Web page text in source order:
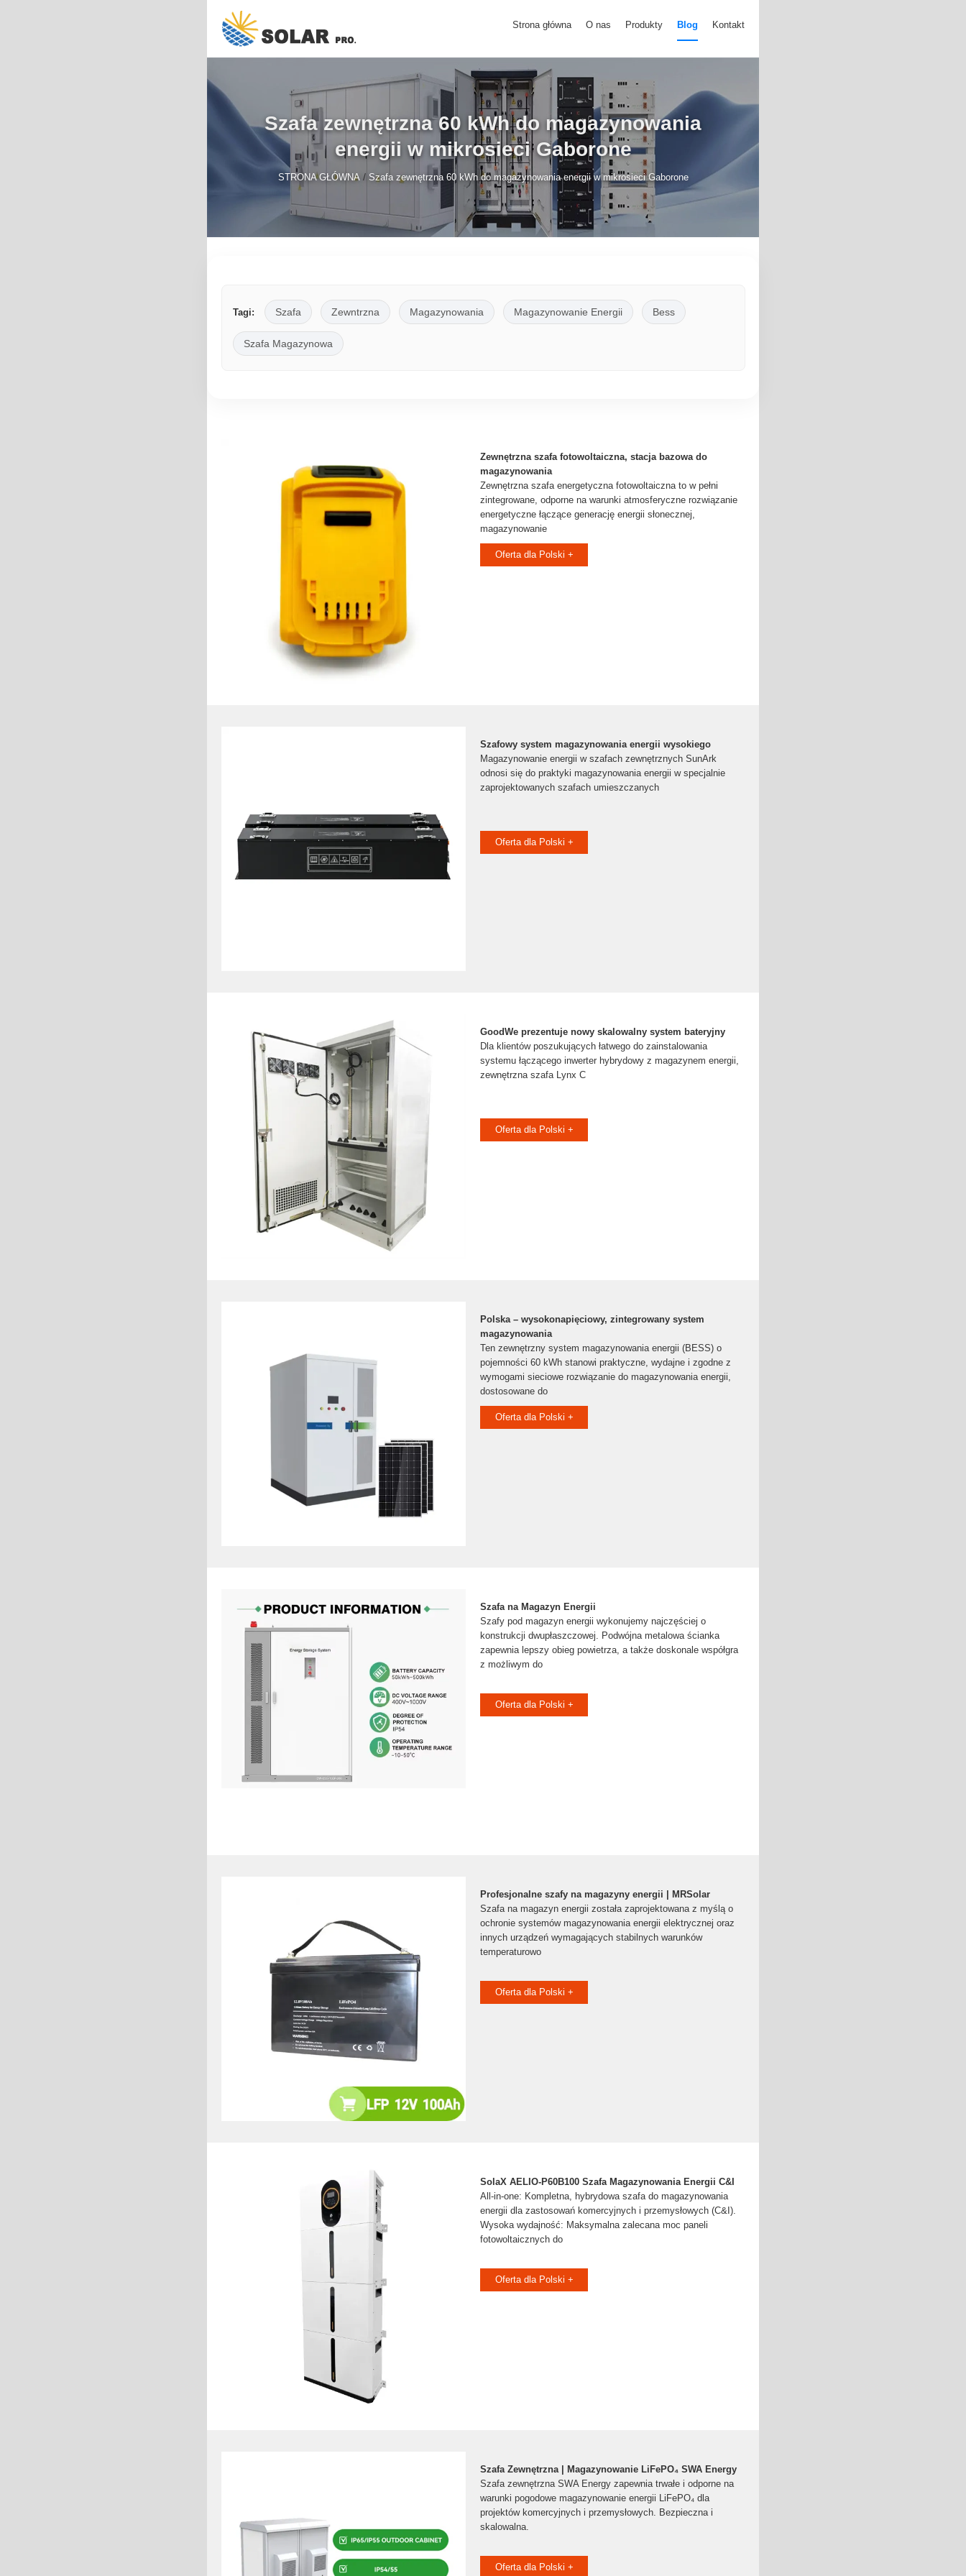
Strona główna O nas Produkty Blog Kontakt
Szafa zewnętrzna 60 kWh do magazynowania
energii w mikrosieci Gaborone
STRONA GŁÓWNA / Szafa zewnętrzna 60 kWh do magazynowania energii w mikrosieci Gaborone
Tagi: Szafa Zewntrzna Magazynowania Magazynowanie Energii Bess
Szafa Magazynowa
Zewnętrzna szafa fotowoltaiczna, stacja bazowa do
magazynowania
Zewnętrzna szafa energetyczna fotowoltaiczna to w pełni
zintegrowane, odporne na warunki atmosferyczne rozwiązanie
energetyczne łączące generację energii słonecznej,
magazynowanie
Oferta dla Polski +
Szafowy system magazynowania energii wysokiego
Magazynowanie energii w szafach zewnętrznych SunArk
odnosi się do praktyki magazynowania energii w specjalnie
zaprojektowanych szafach umieszczanych
Oferta dla Polski +
GoodWe prezentuje nowy skalowalny system bateryjny
Dla klientów poszukujących łatwego do zainstalowania
systemu łączącego inwerter hybrydowy z magazynem energii,
zewnętrzna szafa Lynx C
Oferta dla Polski +
Polska – wysokonapięciowy, zintegrowany system
magazynowania
Ten zewnętrzny system magazynowania energii (BESS) o
pojemności 60 kWh stanowi praktyczne, wydajne i zgodne z
wymogami sieciowe rozwiązanie do magazynowania energii,
dostosowane do
Oferta dla Polski +
Szafa na Magazyn Energii
Szafy pod magazyn energii wykonujemy najczęściej o
konstrukcji dwupłaszczowej. Podwójna metalowa ścianka
zapewnia lepszy obieg powietrza, a także doskonale współgra
z możliwym do
Oferta dla Polski +
Profesjonalne szafy na magazyny energii | MRSolar
Szafa na magazyn energii została zaprojektowana z myślą o
ochronie systemów magazynowania energii elektrycznej oraz
innych urządzeń wymagających stabilnych warunków
temperaturowo
Oferta dla Polski +
SolaX AELIO-P60B100 Szafa Magazynowania Energii C&I
All-in-one: Kompletna, hybrydowa szafa do magazynowania
energii dla zastosowań komercyjnych i przemysłowych (C&I).
Wysoka wydajność: Maksymalna zalecana moc paneli
fotowoltaicznych do
Oferta dla Polski +
Szafa Zewnętrzna | Magazynowanie LiFePO₄ SWA Energy
Szafa zewnętrzna SWA Energy zapewnia trwałe i odporne na
warunki pogodowe magazynowanie energii LiFePO₄ dla
projektów komercyjnych i przemysłowych. Bezpieczna i
skalowalna.
Oferta dla Polski +